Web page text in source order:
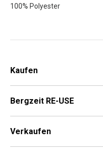
100% Polyester
Kaufen
Bergzeit RE-USE
Verkaufen